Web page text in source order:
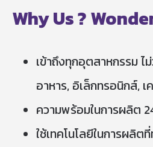
Why Us ?
เข้าถึงทุกอุตสาหกรรม ไ
อาหาร, อิเล็กทรอนิกส์,
ความพร้อมในการผลิต
ใช้เทคโนโลยีในการผลิต